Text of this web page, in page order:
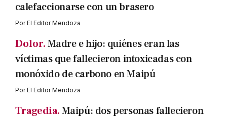
calefaccionarse con un brasero
PorEl Editor Mendoza
Dolor.Madre e hijo: quiénes eran las
víctimas que fallecieron intoxicadas con
monóxido de carbono en Maipú
PorEl Editor Mendoza
Tragedia.Maipú: dos personas fallecieron